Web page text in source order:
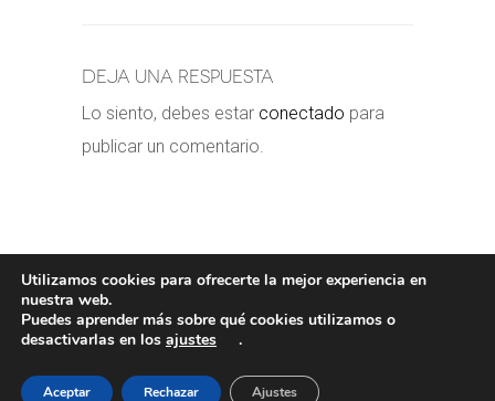
Deja una respuesta
Lo siento, debes estar conectado para
publicar un comentario.
POLÍTICA DE COOKIES - POLÍTICA
VALERORIOJA
Utilizamos cookies para ofrecerte la mejor experiencia en
nuestra web.
Puedes aprender más sobre qué cookies utilizamos o
desactivarlas en los ajustes .
Aceptar Rechazar Ajustes